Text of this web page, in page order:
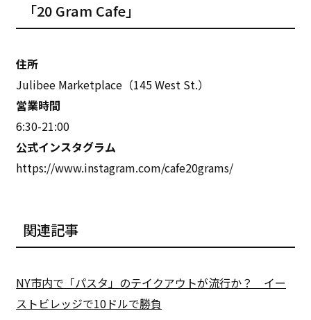
「20 Gram Cafe」
住所
Julibee Marketplace（145 West St.）
営業時間
6:30-21:00
公式インスタグラム
https://www.instagram.com/cafe20grams/
関連記事
NY市内で「パスタ」のテイクアウトが流行か？ イー
ストビレッジで10ドルで勝負